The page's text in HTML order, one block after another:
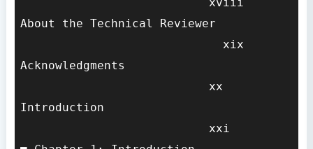
About the Technical Reviewer
                             xix
Acknowledgments
                           xx
Introduction
                           xxi